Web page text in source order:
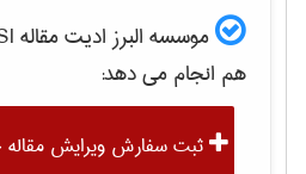
موسسه البرز ادیت مقاله ISI
هم انجام می دهد:
ثبت سفارش ویرایش مقاله